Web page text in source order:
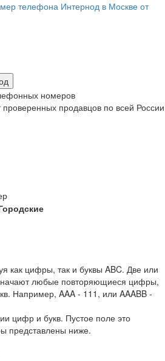
номеров
продавцов по всей России
как цифры, так и буквы ABC. Две или
любые повторяющиеся цифры,
Например, AAA - 111 , или AAABB -
цифр и букв. Пустое поле это
представлены ниже.